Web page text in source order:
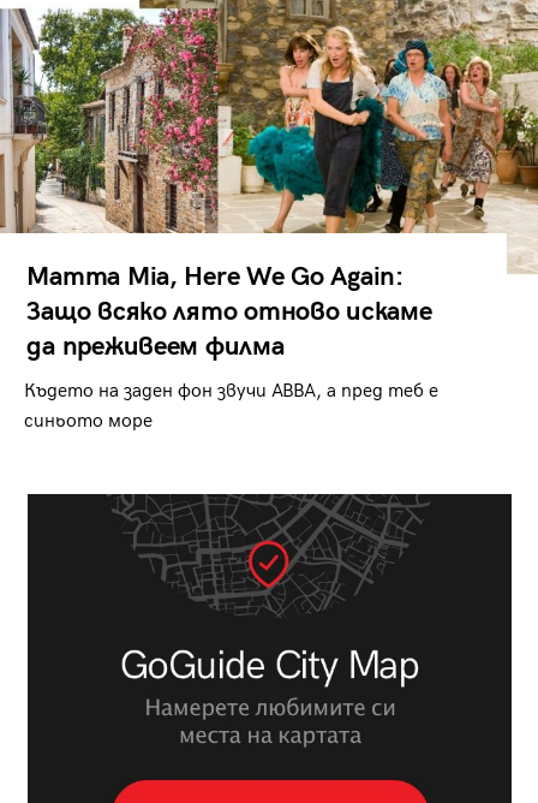
Mamma Mia, Here We Go Again:
Защо всяко лято отново искаме
да преживеем филма
Където на заден фон звучи ABBA, а пред теб е
синьото море